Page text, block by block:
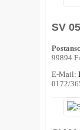
SV
99894
E-Mail:
0172/